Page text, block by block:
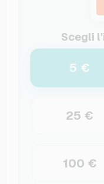
Scegli
5 €
25 €
100 €